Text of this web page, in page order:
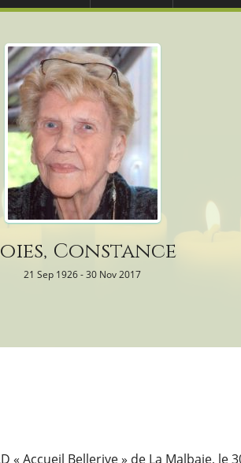
Columbarium
Services Funéraires
Constance
21 Sep 1926 - 30 Nov 2017
« Accueil Bellerive » de La Malbaie,